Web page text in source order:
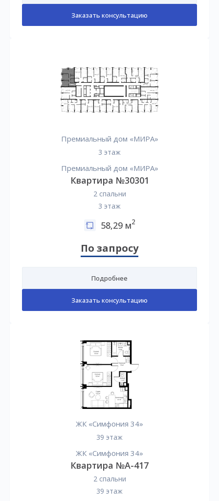
Заказать консультацию
Премиальный дом «МИРА»
3 этаж
Премиальный дом «МИРА»
Квартира №30301
2 спальни
3 этаж
58,29 м2
По запросу
Подробнее
Заказать консультацию
ЖК «Симфония 34»
39 этаж
ЖК «Симфония 34»
Квартира №А-417
2 спальни
39 этаж